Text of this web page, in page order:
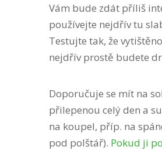
Vám bude zdát příliš
používejte nejdřív tu
Testujte tak, že
nejdřív prostě budete
Doporučuje se mít na
přilepenou celý den a
na koupel, příp. na
pod polštář). Pokud ji